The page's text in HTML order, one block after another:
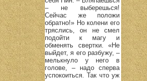
– не выберешься!
Сейчас же положи
обратно!» Но колени его
тряслись, он не смел
подойти к магу и
обменять свертки. «Не
выйдет, я его разбужу, –
мелькнуло у него в
голове, – надо сперва
успокоиться. Так что уж